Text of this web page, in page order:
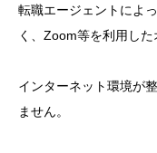
転職エージェントによ
く、Zoom等を利用した
インターネット環境が
ません。